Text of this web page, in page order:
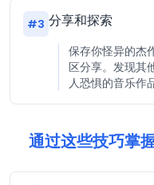
#3 分享和探索
保存你怪异的杰
区分享。发现其
人恐惧的音乐作
通过这些技巧掌